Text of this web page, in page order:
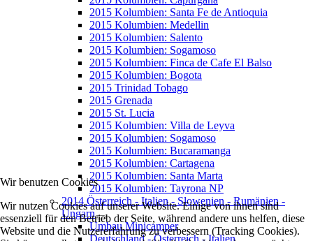
2015 Kolumbien: Santa Fe de Antioquia
2015 Kolumbien: Medellin
2015 Kolumbien: Salento
2015 Kolumbien: Sogamoso
2015 Kolumbien: Finca de Cafe El Balso
2015 Kolumbien: Bogota
2015 Trinidad Tobago
2015 Grenada
2015 St. Lucia
2015 Kolumbien: Villa de Leyva
2015 Kolumbien: Sogamoso
2015 Kolumbien: Bucaramanga
2015 Kolumbien: Cartagena
2015 Kolumbien: Santa Marta
2015 Kolumbien: Tayrona NP
2014 Österreich - Italien - Slowenien - Rumänien -
Ungarn
Umbau Minicamper
Deutschland - Österreich - Italien
Wir benutzen Cookies
Wir nutzen Cookies auf unserer Website. Einige von ihnen sind
essenziell für den Betrieb der Seite, während andere uns helfen, diese
Website und die Nutzererfahrung zu verbessern (Tracking Cookies).